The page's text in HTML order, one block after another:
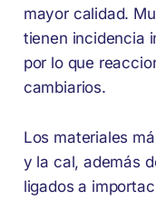
mayor calidad.
tienen incidencia
por lo que
cambiarios.
Los materiales
y la cal, además
ligados a